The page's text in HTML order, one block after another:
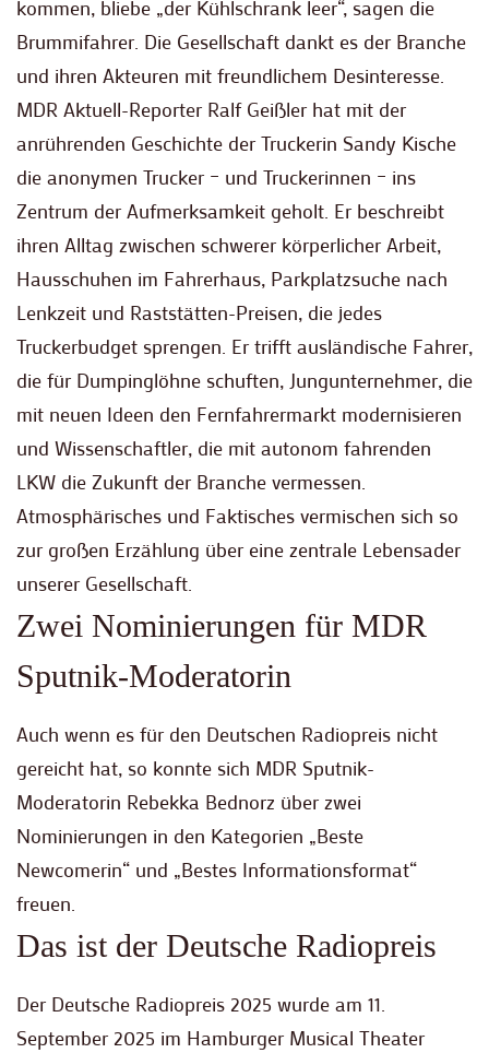
kommen, bliebe „der Kühlschrank leer“, sagen die
Brummifahrer. Die Gesellschaft dankt es der Branche
und ihren Akteuren mit freundlichem Desinteresse.
MDR Aktuell-Reporter Ralf Geißler hat mit der
anrührenden Geschichte der Truckerin Sandy Kische
die anonymen Trucker – und Truckerinnen – ins
Zentrum der Aufmerksamkeit geholt. Er beschreibt
ihren Alltag zwischen schwerer körperlicher Arbeit,
Hausschuhen im Fahrerhaus, Parkplatzsuche nach
Lenkzeit und Raststätten-Preisen, die jedes
Truckerbudget sprengen. Er trifft ausländische Fahrer,
die für Dumpinglöhne schuften, Jungunternehmer, die
mit neuen Ideen den Fernfahrermarkt modernisieren
und Wissenschaftler, die mit autonom fahrenden
LKW die Zukunft der Branche vermessen.
Atmosphärisches und Faktisches vermischen sich so
zur großen Erzählung über eine zentrale Lebensader
unserer Gesellschaft.
Zwei Nominierungen für MDR
Sputnik-Moderatorin
Auch wenn es für den Deutschen Radiopreis nicht
gereicht hat, so konnte sich MDR Sputnik-
Moderatorin Rebekka Bednorz über zwei
Nominierungen in den Kategorien „Beste
Newcomerin“ und „Bestes Informationsformat“
freuen.
Das ist der Deutsche Radiopreis
Der Deutsche Radiopreis 2025 wurde am 11.
September 2025 im Hamburger Musical Theater